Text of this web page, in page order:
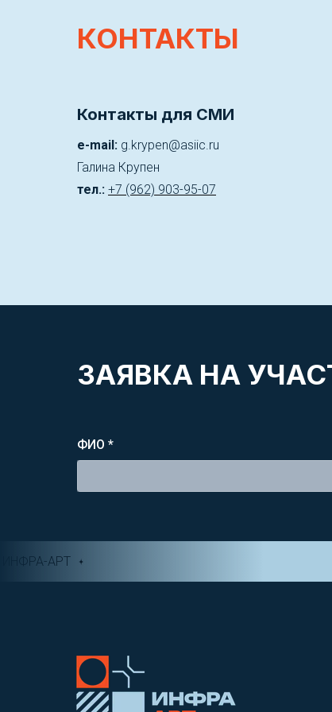
КОНТАКТЫ
Контакты для СМИ
e-mail: g.krypen@asiic.ru
Галина Крупен
тел.: +7 (962) 903-95-07
ИНФРА-АРТ
ЗАЯВКА НА
ФИО *